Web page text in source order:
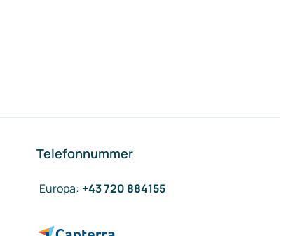
Telefonnummer
Europa: +43 720 884155